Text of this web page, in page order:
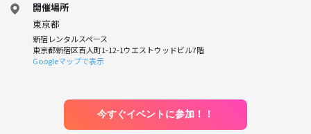
開催場所
東京都
新宿レンタルスペース
東京都新宿区百人町1-12-1ウエストウッドビル7階
Googleマップで表示
今すぐイベントに参加！！